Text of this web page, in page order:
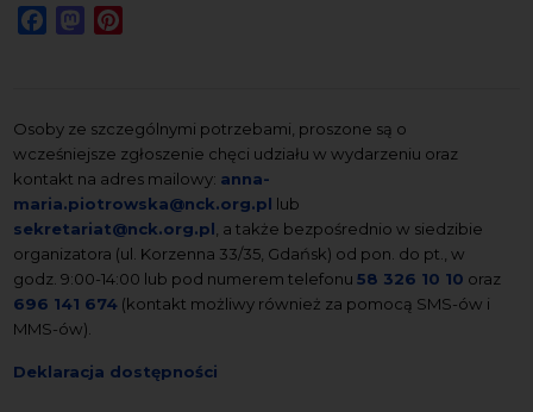
FacebookMastodon
Osoby ze szczególnymi potrzebami, proszone są o
wcześniejsze zgłoszenie chęci udziału w wydarzeniu oraz
kontakt na adres mailowy: anna-
maria.piotrowska@nck.org.pl lub
sekretariat@nck.org.pl , a także bezpośrednio w siedzibie
organizatora (ul. Korzenna 33/35, Gdańsk) od pon. do pt., w
godz. 9:00-14:00 lub pod numerem telefonu58 326 10 10 oraz
696 141 674 (kontakt możliwy również za pomocą SMS-ów i
MMS-ów).
Deklaracja dostępności